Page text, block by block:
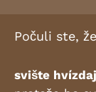
Počuli ste,
svište